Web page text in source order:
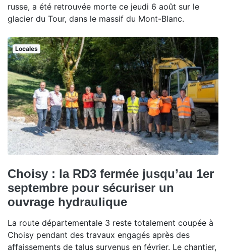
russe, a été retrouvée morte ce jeudi 6 août sur le
glacier du Tour, dans le massif du Mont-Blanc.
Locales
Choisy : la RD3 fermée jusqu’au 1er
septembre pour sécuriser un
ouvrage hydraulique
La route départementale 3 reste totalement coupée à
Choisy pendant des travaux engagés après des
affaissements de talus survenus en février. Le chantier,